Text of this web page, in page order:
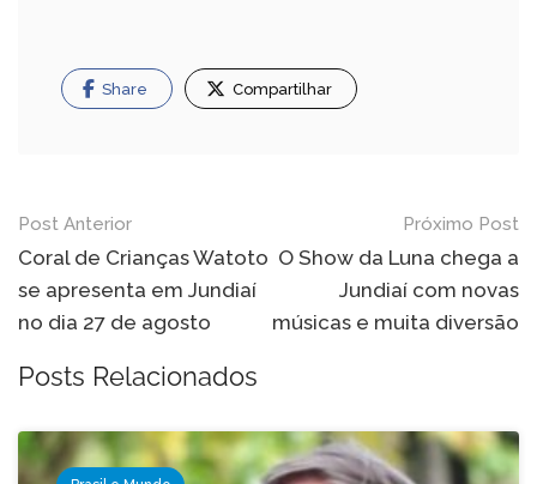
Share Compartilhar
Navegação
de
Post
Post Anterior
Coral de Crianças Watoto
se apresenta em Jundiaí
no dia 27 de agosto
Próximo Post
O Show da Luna chega a
Jundiaí com novas
músicas e muita diversão
Posts Relacionados